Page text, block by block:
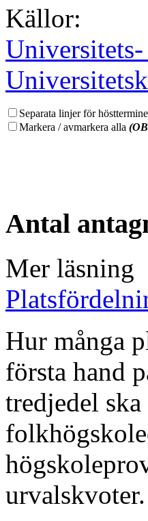
Källor:
Separata linjer för
Markera / avmarkera alla
Antal
Mer läsning
Hur många
första hand
tredjedel
urvalskvoter.